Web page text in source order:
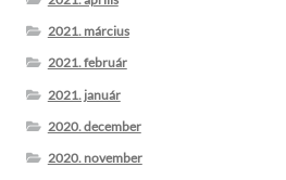
2021. március
2021. február
2021. január
2020. december
2020. november